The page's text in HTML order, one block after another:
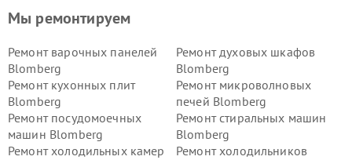
Мы ремонтируем
Ремонт варочных панелей
Blomberg
Ремонт духовых шкафов
Blomberg
Ремонт кухонных плит
Blomberg
Ремонт микроволновых
печей Blomberg
Ремонт посудомоечных
машин Blomberg
Ремонт стиральных машин
Blomberg
Ремонт холодильных камер
Ремонт холодильников